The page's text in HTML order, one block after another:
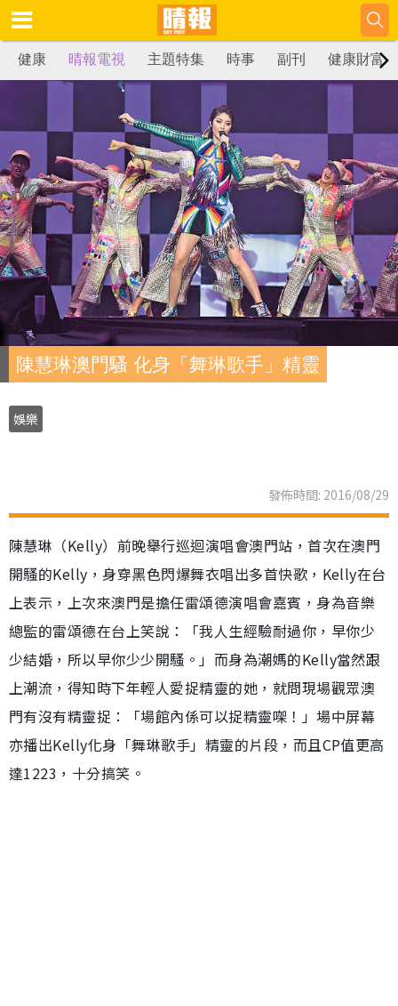
健康 晴報電視 主題特集 時事 副刊 健康財富
陳慧琳澳門騷 化身「舞琳歌手」精靈
娛樂
發佈時間: 2016/08/29
陳慧琳（Kelly）前晚舉行巡迴演唱會澳門站，首次在澳門
開騷的Kelly，身穿黑色閃爆舞衣唱出多首快歌，Kelly在台
上表示，上次來澳門是擔任雷頌德演唱會嘉賓，身為音樂
總監的雷頌德在台上笑說：「我人生經驗耐過你，早你少
少結婚，所以早你少少開騷。」而身為潮媽的Kelly當然跟
上潮流，得知時下年輕人愛捉精靈的她，就問現場觀眾澳
門有沒有精靈捉：「場館內係可以捉精靈㗎！」場中屏幕
亦播出Kelly化身「舞琳歌手」精靈的片段，而且CP值更高
達1223，十分搞笑。